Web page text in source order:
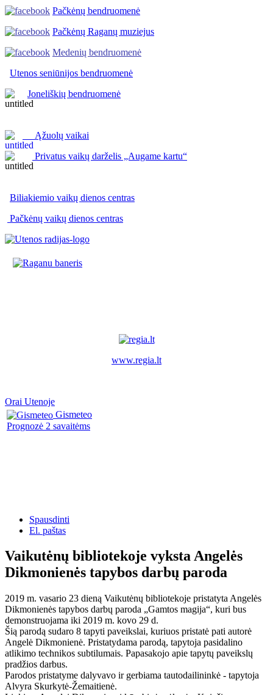
Pačkėnų bendruomenė
Pačkėnų Raganų muziejus
Medenių bendruomenė
Utenos seniūnijos bendruomenė
Joneliškių bendruomenė
Ąžuolų vaikai
Privatus vaikų darželis „Augame kartu“
Biliakiemio vaikų dienos centras
Pačkėnų vaikų dienos centras
www.regia.lt
Orai Utenoje
Gismeteo
Prognozė 2 savaitėms
Spausdinti
El. paštas
Vaikutėnų bibliotekoje vyksta Angelės
Dikmonienės tapybos darbų paroda
2019 m. vasario 23 dieną Vaikutėnų bibliotekoje pristatyta Angelės
Dikmonienės tapybos darbų paroda „Gamtos magija“, kuri bus
demonstruojama iki 2019 m. kovo 29 d.
Šią parodą sudaro 8 tapyti paveikslai, kuriuos pristatė pati autorė
Angelė Dikmonienė. Pristatydama parodą, tapytoja pasidalino
atlikimo technikos subtilumais. Papasakojo apie tapytų paveikslų
pradžios darbus.
Parodos pristatyme dalyvavo ir gerbiama tautodailininkė - tapytoja
Alvyra Skurkytė-Žemaitienė.